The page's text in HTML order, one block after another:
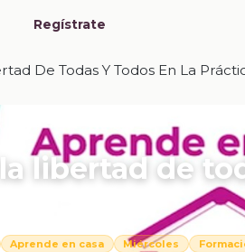
Regístrate
De Todas Y Todos En La
libertad de
Aprende en casa Miércoles